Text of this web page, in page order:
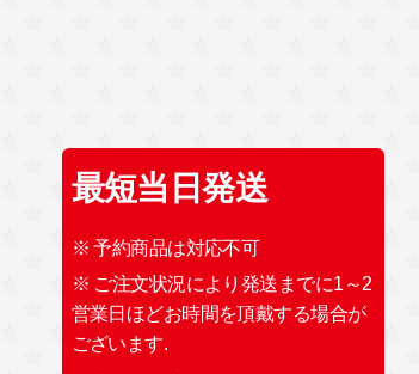
最短当日発送
※ 予約商品は対応不可
※ ご注文状況により発送までに1～2
営業日ほどお時間を頂戴する場合が
ございます.